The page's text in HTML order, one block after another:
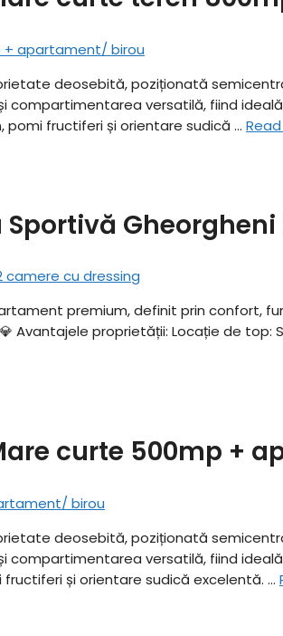
deosebită, poziționată
versatilă, fiind
fructiferi și orientare sudică …
Sportivă
premium, definit prin confort,
Avantajele proprietății: ​Locație de
curte 500mp +
deosebită, poziționată
versatilă, fiind
și orientare sudică excelentă. …